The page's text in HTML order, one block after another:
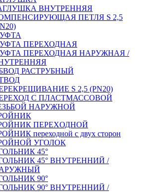
ВНУТРЕННЯЯ
ПЕТЛЯ S 2,5
ПЕРЕХОДНАЯ
ПЕРЕХОДНАЯ НАРУЖНАЯ /
РАСТРУБНЫЙ
S 2,5 (PN20)
С ПЛАСТМАССОВОЙ
НАРУЖНОЙ
ПЕРЕXОДНОЙ
переходной с двух сторон
УГОЛОК
45°
45° ВНУТРЕННИЙ /
90°
90° ВНУТРЕННИЙ /